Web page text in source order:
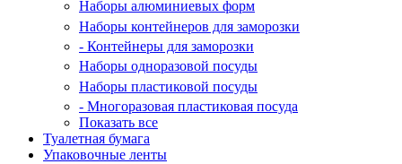
Наборы алюминиевых форм
Наборы контейнеров для заморозки
- Контейнеры для заморозки
Наборы одноразовой посуды
Наборы пластиковой посуды
- Многоразовая пластиковая посуда
Показать все
Туалетная бумага
Упаковочные ленты